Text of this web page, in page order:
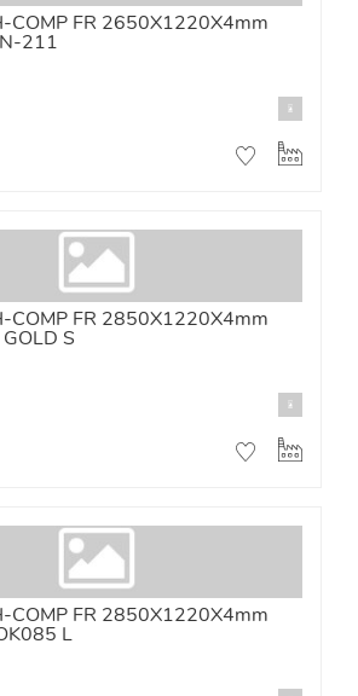
COMP FR 2650X1220X4mm
211
COMP FR 2850X1220X4mm
S
COMP FR 2850X1220X4mm
L